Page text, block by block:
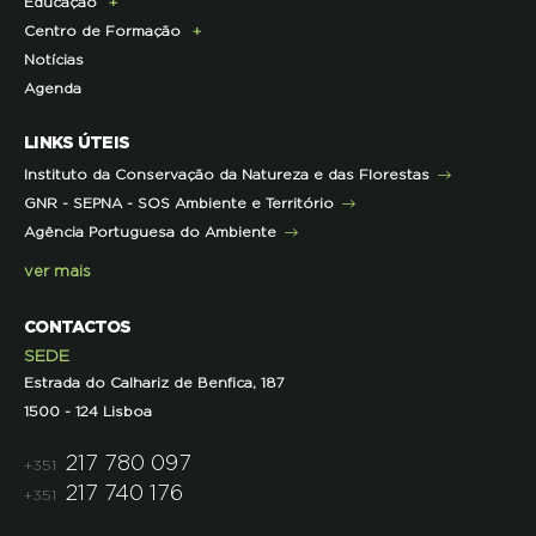
Contactos e Localização
Representações
Outros Projetos
Histórico de Projetos
Press Kit
ECOs-Locais
Dicas úteis
Iniciativas
Pareceres
Parcerias
Projetos
Semana do Jornalismo de Ambiente 2023
Área dos Professores
Recursos Pedagógicos
Literacia para a Floresta
Projetos
Centro de Formação
Formação Certificada
Formação Contínua para Professores
Outras Formações
Notícias
Agenda
LINKS ÚTEIS
Instituto da Conservação da Natureza e das Florestas
GNR - SEPNA - SOS Ambiente e Território
Agência Portuguesa do Ambiente
ver mais
CONTACTOS
SEDE
Estrada do Calhariz de Benfica, 187
1500 - 124 Lisboa
+351 217 780 097
+351 217 740 176